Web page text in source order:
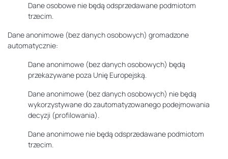
Dane osobowe nie będą odsprzedawane podmiotom
trzecim.
Dane anonimowe (bez danych osobowych) gromadzone
automatycznie:
Dane anonimowe (bez danych osobowych) będą
przekazywane poza Unię Europejską.
Dane anonimowe (bez danych osobowych) nie będą
wykorzystywane do zautomatyzowanego podejmowania
decyzji (profilowania).
Dane anonimowe nie będą odsprzedawane podmiotom
trzecim.